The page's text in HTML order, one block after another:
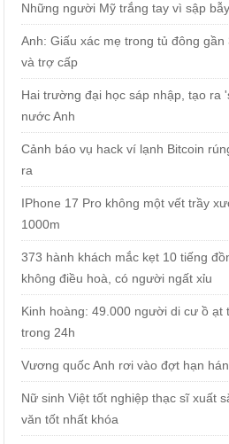
Những người Mỹ trắng tay vì sập
Anh: Giấu xác mẹ trong tủ đông
và trợ cấp
Hai trường đại học sáp nhập, tạo ra
nước Anh
Cảnh báo vụ hack ví lạnh Bitcoin
ra
IPhone 17 Pro không một vết trầy
1000m
373 hành khách mắc kẹt 10 tiếng
không điều hoà, có người ngất xỉu
Kinh hoàng: 49.000 người di cư ồ ạt
trong 24h
Vương quốc Anh rơi vào đợt hạn
Nữ sinh Việt tốt nghiệp thạc sĩ xuất
văn tốt nhất khóa